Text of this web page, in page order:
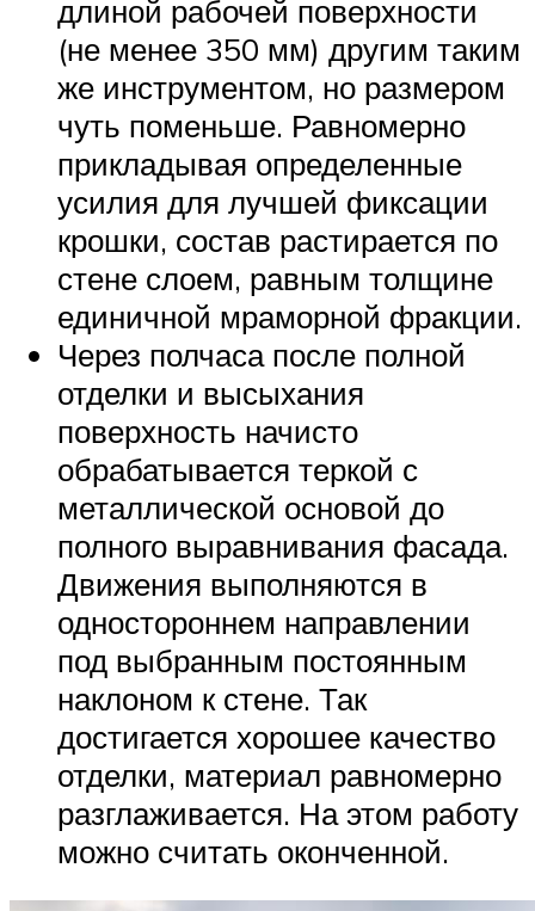
длиной рабочей поверхности
(не менее 350 мм) другим таким
же инструментом, но размером
чуть поменьше. Равномерно
прикладывая определенные
усилия для лучшей фиксации
крошки, состав растирается по
стене слоем, равным толщине
единичной мраморной фракции.
Через полчаса после полной
отделки и высыхания
поверхность начисто
обрабатывается теркой с
металлической основой до
полного выравнивания фасада.
Движения выполняются в
одностороннем направлении
под выбранным постоянным
наклоном к стене. Так
достигается хорошее качество
отделки, материал равномерно
разглаживается. На этом работу
можно считать оконченной.